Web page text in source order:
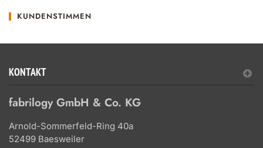
KUNDENSTIMMEN
KONTAKT
fabrilogy GmbH & Co. KG
Arnold-Sommerfeld-Ring 40a
52499 Baesweiler